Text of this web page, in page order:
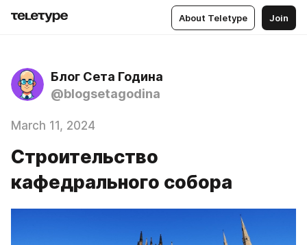
About Teletype Join
Блог Сета Година
@blogsetagodina
March 11, 2024
Строительство
кафедрального собора